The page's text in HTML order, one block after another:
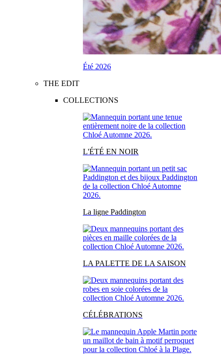
Été 2026
THE EDIT
COLLECTIONS
L'ÉTÉ EN NOIR
La ligne Paddington
LA PALETTE DE LA SAISON
CÉLÉBRATIONS